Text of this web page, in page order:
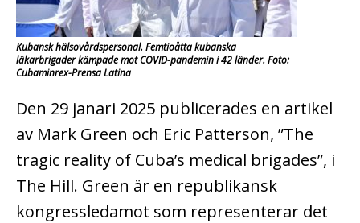
Kubansk hälsovårdspersonal. Femtioåtta kubanska
läkarbrigader kämpade mot COVID-pandemin i 42 länder. Foto:
Cubaminrex-Prensa Latina
Den 29 janari 2025 publicerades en artikel
av Mark Green och Eric Patterson, ”The
tragic reality of Cuba’s medical brigades”, i
The Hill. Green är en republikansk
kongressledamot som representerar det